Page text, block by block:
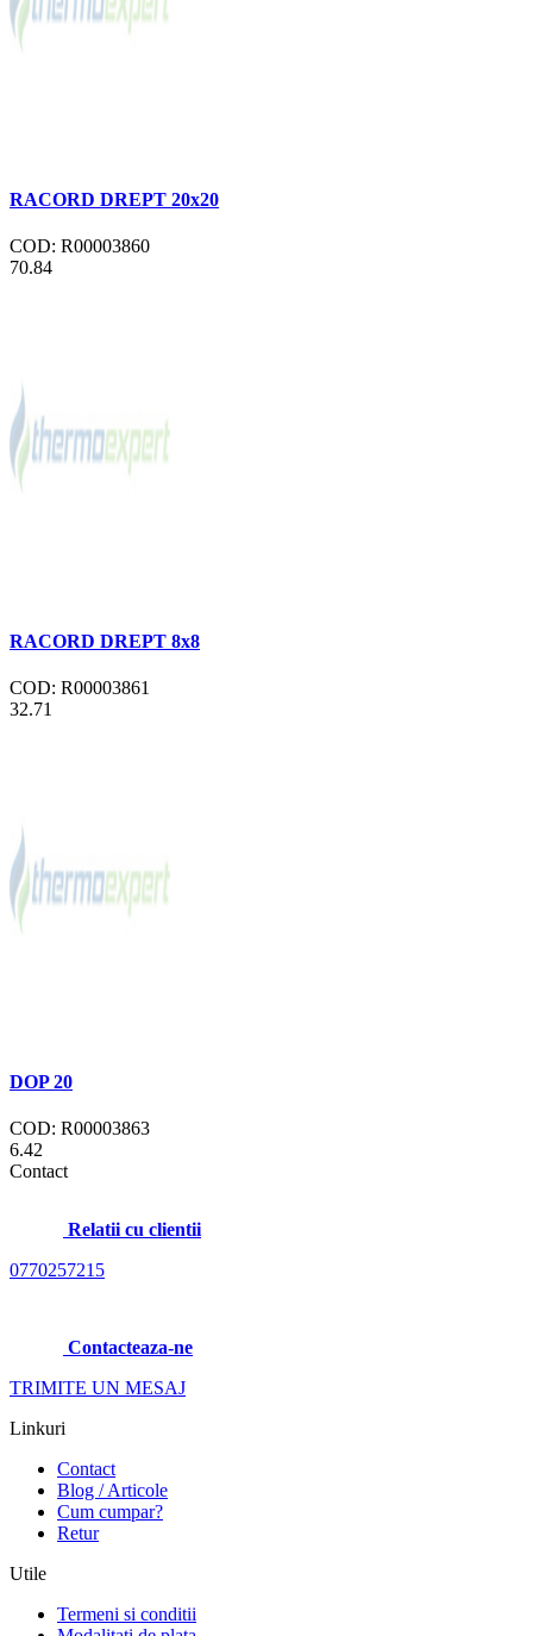
RACORD DREPT 20x20
COD: R00003860
70.84
RACORD DREPT 8x8
COD: R00003861
32.71
DOP 20
COD: R00003863
6.42
Contact
Relatii cu clientii
0770257215
Contacteaza-ne
TRIMITE UN MESAJ
Linkuri
Contact
Blog / Articole
Cum cumpar?
Retur
Utile
Termeni si conditii